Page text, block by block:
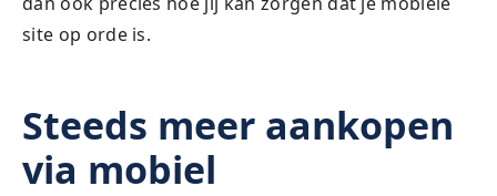
site op orde is.
Steeds meer aankopen
via mobiel